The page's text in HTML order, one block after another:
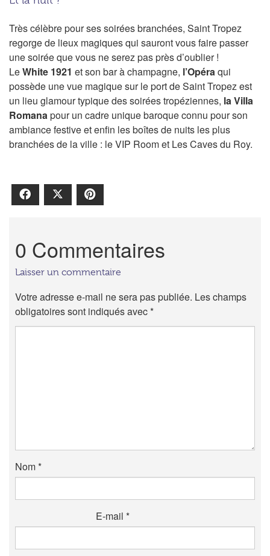
Très célèbre pour ses soirées branchées, Saint Tropez
regorge de lieux magiques qui sauront vous faire passer
une soirée que vous ne serez pas près d’oublier !
LeWhite 1921 et son bar à champagne, l’Opéraqui
possède une vue magique sur le port de Saint Tropez est
un lieu glamour typique des soirées tropéziennes, la Villa
Romanapour un cadre unique baroque connu pour son
ambiance festive et enfin les boîtes de nuits les plus
branchées de la ville : le VIP Room et Les Caves du Roy.
Facebook
0 Commentaires
Laisser un commentaire
Votre adresse e-mail ne sera pas publiée. Les champs
obligatoires sont indiqués avec*
Nom*
E-mail *